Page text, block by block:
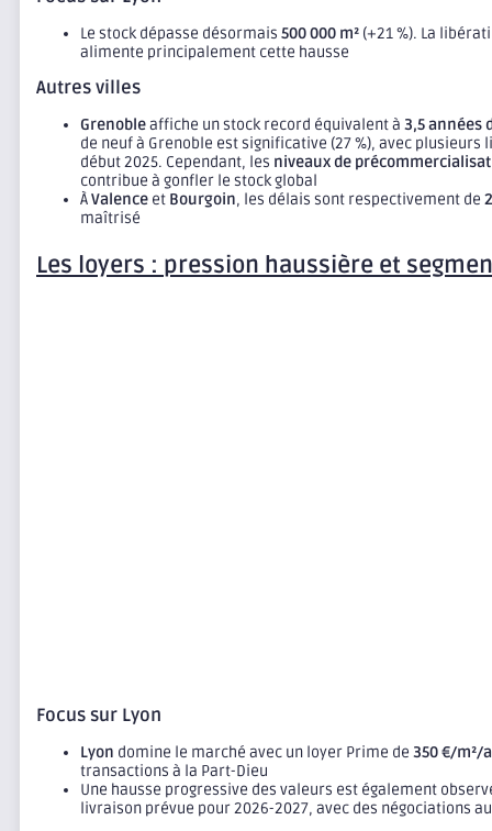
Le stock dépasse désormais 500 000 m² (+21 %). La
alimente principalement cette hausse
Autres villes
Grenobleaffiche un stock record équivalent à 3,5 années
de neuf à Grenoble est significative (27 %), avec plusieurs
début 2025. Cependant, les niveaux de
contribue à gonfler le stock global
ÀValence et Bourgoin, les délais sont respectivement de
maîtrisé
Les loyers : pression haussière et
Focus sur Lyon
Lyon domine le marché avec un loyer Prime de 350 €/m²/
transactions à la Part-Dieu
Une hausse progressive des valeurs est également
livraison prévue pour 2026-2027, avec des négociations